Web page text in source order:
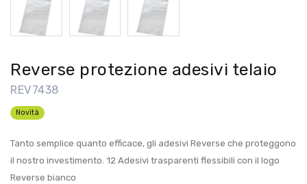
Reverse protezione adesivi telaio
REV7438
Novità
Tanto semplice quanto efficace, gli adesivi Reverse che proteggono
il nostro investimento. 12 Adesivi trasparenti flessibili con il logo
Reverse bianco